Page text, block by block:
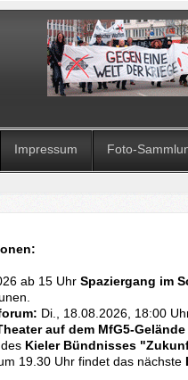
Impressum Foto-
ab 15 Uhr Spaziergang im
Di., 18.08.2026, 18:00
auf dem MfG5-Gelände
Kieler Bündnisses
19.30 Uhr findet das nächste